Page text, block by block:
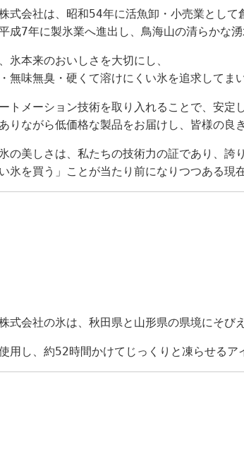
式会社は、昭和54年に活魚卸・小売業として
成7年に製氷業へ進出し、鳥海山の清らかな
氷本来のおいしさを大切にし、
無味無臭・硬くて溶けにくい氷を追求してま
トメーション技術を取り入れることで、安定
りながら低価格な製品をお届けし、皆様の良
の美しさは、私たちの技術力の証であり、誇り
い氷を買う」ことが当たり前になりつつある現
式会社の氷は、秋田県と山形県の県境にそび
用し、約52時間かけてじっくりと凍らせる